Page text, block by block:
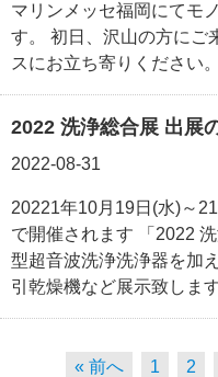
マリンメッセ福岡にてモ
す。 初日、沢山の方にご
スにお立ち寄りください
2022 洗浄総合展 出展
2022-08-31
20221年10月19日(水)～
で開催されます 「2022
型超音波洗浄洗浄器を加
引乾燥機など展示致しま
« 前へ 1 2